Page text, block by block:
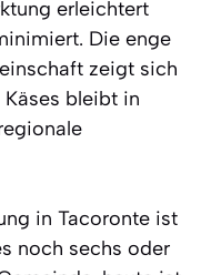
erleichtert
Die enge
zeigt sich
bleibt in
in Tacoronte ist
noch sechs oder